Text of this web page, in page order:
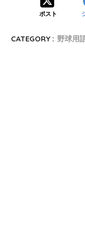
ポスト
CATEGORY : 野球用